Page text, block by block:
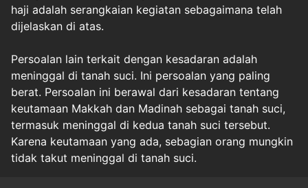
haji adalah serangkaian kegiatan sebagaimana telah
dijelaskan di atas.
Persoalan lain terkait dengan kesadaran adalah
meninggal di tanah suci. Ini persoalan yang paling
berat. Persoalan ini berawal dari kesadaran tentang
keutamaan Makkah dan Madinah sebagai tanah suci,
termasuk meninggal di kedua tanah suci tersebut.
Karena keutamaan yang ada, sebagian orang mungkin
tidak takut meninggal di tanah suci.